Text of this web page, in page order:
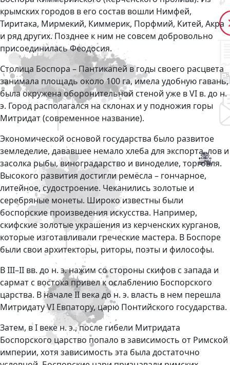
крымских городов в его состав вошли Нимфей,
Тиритака, Мирмекий, Киммерик, Порфмий, Китей, Акра
и ряд других. Позднее к ним не совсем добровольно
присоединилась Феодосия.
Столица Боспора – Пантикапей в годы своего расцвета
занимала площадь около 100 га, имела удобную гавань,
была окружена оборонительной стеной уже в VI в. до н.
э. Город располагался на склонах и у подножия горы
Митридат (современное название).
Экономической основой государства было развитое
земледелие, дававшее немало хлеба для экспорта, лов и
засолка рыбы, виноградарство и виноделие, торговля.
Высокого развития достигли ремёсла – гончарное,
литейное, судостроение. Чеканились золотые и
серебряные монеты. Широко известны были
боспорские произведения искусства. Например,
скифские золотые украшения из керченских курганов,
которые изготавливали греческие мастера. В Боспоре
были свои архитекторы, риторы, поэты и философы.
В III–II вв. до н. э. нажим со стороны скифов с запада и
сармат с востока привел к ослаблению Боспорского
царства. В начале II века до н. э. власть в нем перешла
Митридату VI Евпатору, царю Понтийского государства.
Затем, в I веке н. э., после гибели Митридата
Боспорского царство попало в зависимость от Римской
империи, хотя зависимость эта была достаточно